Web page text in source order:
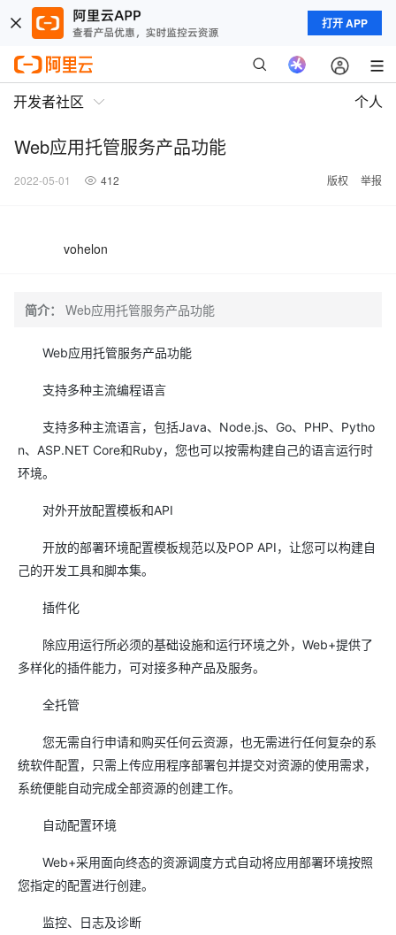
打开 APP
开发者社区 个人
Web应用托管服务产品功能
2022-05-01 412 版权 举报
vohelon
简介： Web应用托管服务产品功能
Web应用托管服务产品功能
支持多种主流编程语言
支持多种主流语言，包括Java、Node.js、Go、PHP、Pytho
n、ASP.NET Core和Ruby，您也可以按需构建自己的语言运行时
环境。
对外开放配置模板和API
开放的部署环境配置模板规范以及POP API，让您可以构建自
己的开发工具和脚本集。
插件化
除应用运行所必须的基础设施和运行环境之外，Web+提供了
多样化的插件能力，可对接多种产品及服务。
全托管
您无需自行申请和购买任何云资源，也无需进行任何复杂的系
统软件配置，只需上传应用程序部署包并提交对资源的使用需求，
系统便能自动完成全部资源的创建工作。
自动配置环境
Web+采用面向终态的资源调度方式自动将应用部署环境按照
您指定的配置进行创建。
监控、日志及诊断